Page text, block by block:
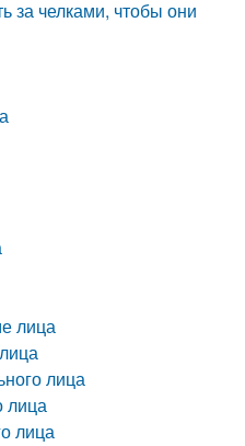
за челками, чтобы они
лица
лица
лица
лица